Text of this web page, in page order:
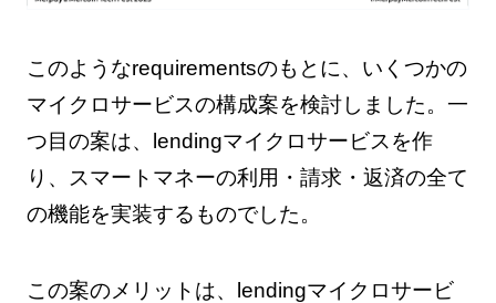
このようなrequirementsのもとに、いくつかの
マイクロサービスの構成案を検討しました。一
つ目の案は、lendingマイクロサービスを作
り、スマートマネーの利用・請求・返済の全て
の機能を実装するものでした。
この案のメリットは、lendingマイクロサービ